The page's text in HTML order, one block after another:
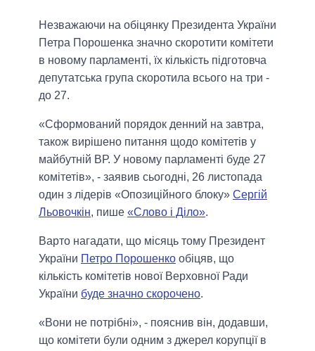
Незважаючи на обіцянку Президента України
Петра Порошенка значно скоротити комітети
в новому парламенті, їх кількість підготовча
депутатська група скоротила всього на три -
до 27.
«Сформований порядок денний на завтра,
також вирішено питання щодо комітетів у
майбутній ВР. У новому парламенті буде 27
комітетів», - заявив сьогодні, 26 листопада
один з лідерів «Опозиційного блоку» Сергій
Льовочкін, пише «Слово і Діло».
Варто нагадати, що місяць тому Президент
України Петро Порошенко обіцяв, що
кількість комітетів нової Верховної Ради
України буде значно скорочено.
«Вони не потрібні», - пояснив він, додавши,
що комітети були одним з джерел корупції в